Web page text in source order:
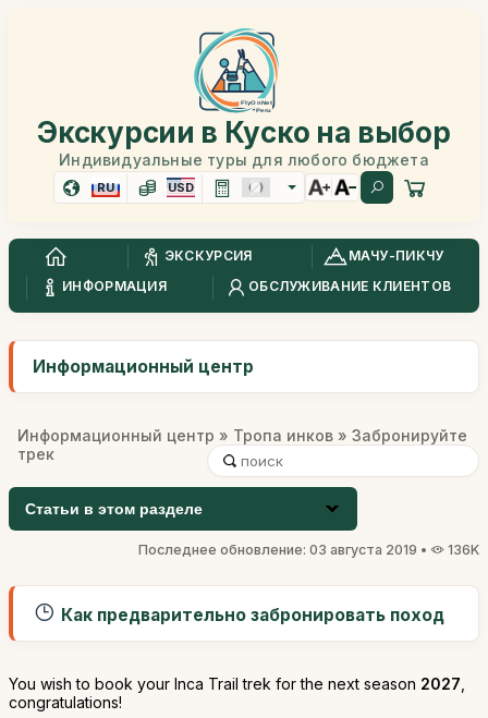
Экскурсии в Куско на выбор
Индивидуальные туры для любого бюджета
RU USD
ЭКСКУРСИЯ
МАЧУ-ПИКЧУ
ИНФОРМАЦИЯ
ОБСЛУЖИВАНИЕ КЛИЕНТОВ
Информационный центр
Информационный центр » Тропа инков » Забронируйте
трек
Статьи в этом разделе
Последнее обновление: 03 августа 2019 • 136K
Как предварительно забронировать поход
You wish to book your Inca Trail trek for the next season 2027
congratulations!